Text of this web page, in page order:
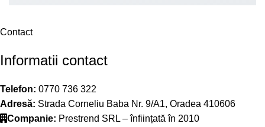
Contact
Informatii contact
Telefon: 0770 736 322
Adresă: Strada Corneliu Baba Nr. 9/A1, Oradea 410606
Companie: Prestrend SRL – înființată în 2010